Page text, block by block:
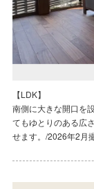
【キッチン】
空間に開放感を生み
体を見渡すことがで
す。/2026年2月撮影
【LDK】
南側に大きな開口を
てもゆとりのある広
せます。/2026年2月
【LDK】
LDKとウッドデッキ
す。リビングでゆっ
できます。/2026年2月
【キッチン】
空間に開放感を生み
体を見渡すことがで
す。/2026年2月撮影
【LDK】
南側に大きな開口を
てもゆとりのある広
せます。/2026年2月